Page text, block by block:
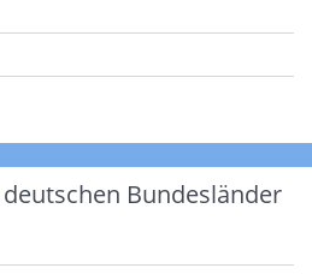
Bundesländer